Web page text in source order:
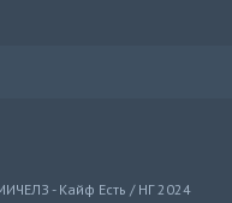
- Кайф Есть / НГ 2024